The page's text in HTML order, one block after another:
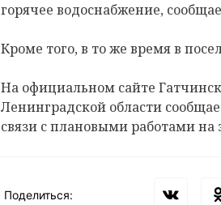
горячее водоснабжение,
Кроме того, в то же время в
На официальном сайте
Ленинградской области
связи с плановыми работами на
Поделиться: